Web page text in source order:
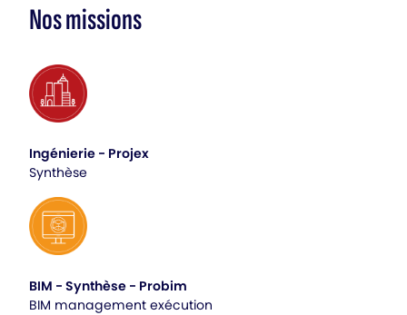
Nos missions
Ingénierie - Projex
Synthèse
BIM - Synthèse - Probim
BIM management exécution